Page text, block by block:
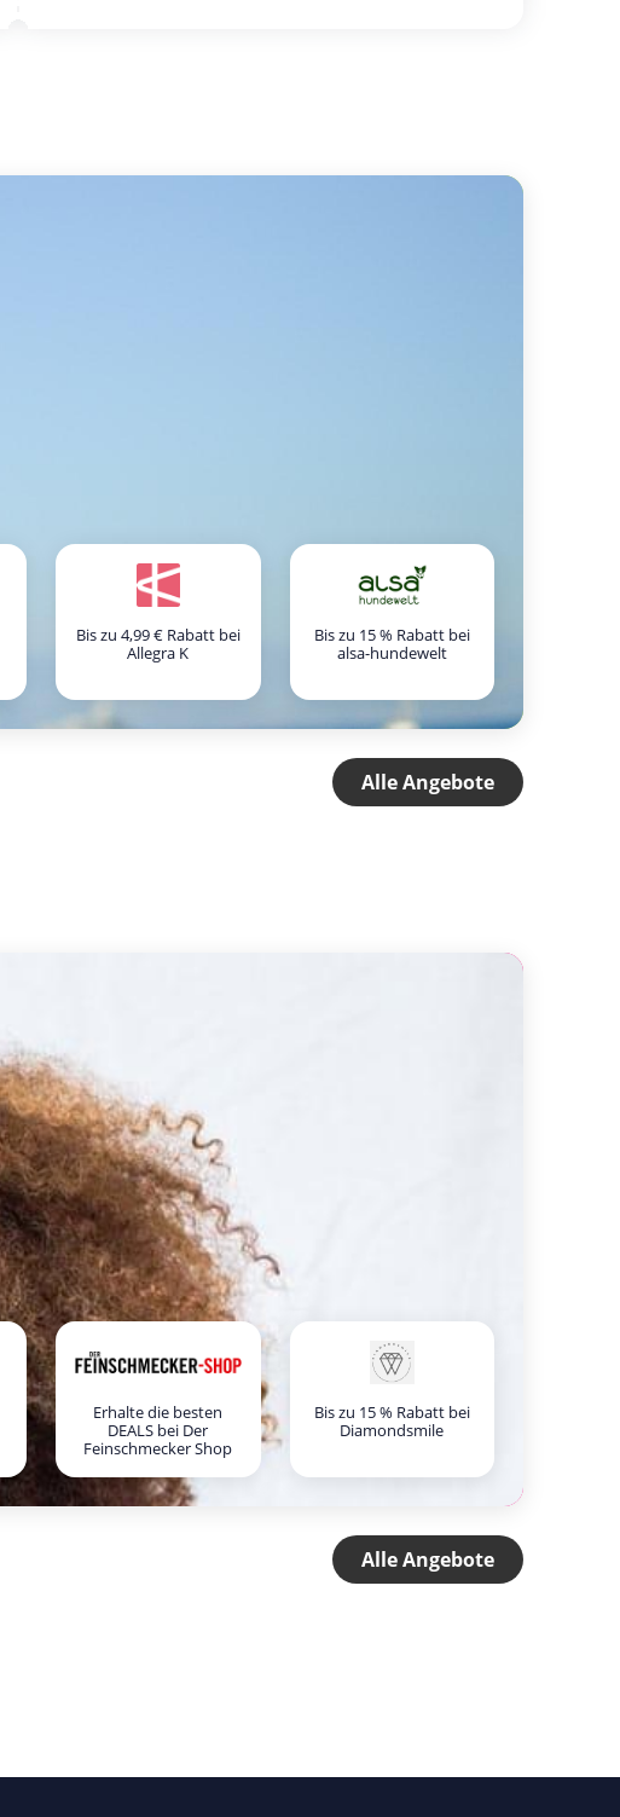
Bis zu 4,99 € Rabatt bei
Allegra K
Bis zu 15 % Rabatt bei
alsa-hundewelt
Alle Angebote
Erhalte die besten
DEALS bei Der
Feinschmecker Shop
Bis zu 15 % Rabatt bei
Diamondsmile
Alle Angebote